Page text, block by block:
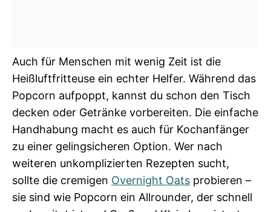
Auch für Menschen mit wenig Zeit ist die
Heißluftfritteuse ein echter Helfer. Während das
Popcorn aufpoppt, kannst du schon den Tisch
decken oder Getränke vorbereiten. Die einfache
Handhabung macht es auch für Kochanfänger
zu einer gelingsicheren Option. Wer nach
weiteren unkomplizierten Rezepten sucht,
sollte die cremigen Overnight Oats probieren –
sie sind wie Popcorn ein Allrounder, der schnell